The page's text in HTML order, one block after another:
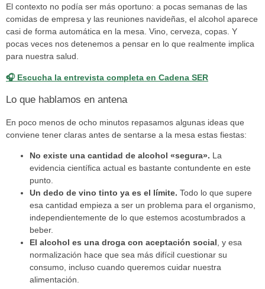
El contexto no podía ser más oportuno: a pocas semanas de las
comidas de empresa y las reuniones navideñas, el alcohol aparece
casi de forma automática en la mesa. Vino, cerveza, copas. Y
pocas veces nos detenemos a pensar en lo que realmente implica
para nuestra salud.
🎧 Escucha la entrevista completa en Cadena SER
Lo que hablamos en antena
En poco menos de ocho minutos repasamos algunas ideas que
conviene tener claras antes de sentarse a la mesa estas fiestas:
No existe una cantidad de alcohol «segura». La
evidencia científica actual es bastante contundente en este
punto.
Un dedo de vino tinto ya es el límite. Todo lo que supere
esa cantidad empieza a ser un problema para el organismo,
independientemente de lo que estemos acostumbrados a
beber.
El alcohol es una droga con aceptación social, y esa
normalización hace que sea más difícil cuestionar su
consumo, incluso cuando queremos cuidar nuestra
alimentación.